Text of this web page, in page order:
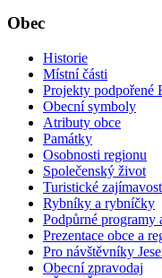
Obec
Historie
Místní části
Projekty podpořené
Obecní symboly
Atributy obce
Památky
Osobnosti regionu
Společenský život
Turistické
Rybníky a rybníčky
Podpůrné programy
Prezentace obce a
Pro návštěvníky
Obecní zpravodaj